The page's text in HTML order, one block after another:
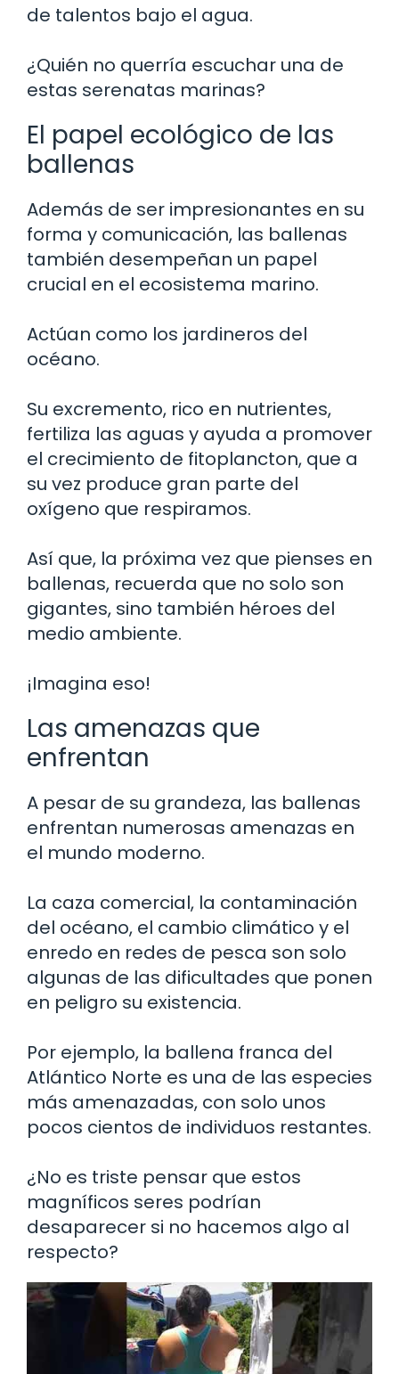
de talentos bajo el agua.
¿Quién no querría escuchar una de
estas serenatas marinas?
El papel ecológico de las
ballenas
Además de ser impresionantes en su
forma y comunicación, las ballenas
también desempeñan un papel
crucial en el ecosistema marino.
Actúan como los jardineros del
océano.
Su excremento, rico en nutrientes,
fertiliza las aguas y ayuda a promover
el crecimiento de fitoplancton, que a
su vez produce gran parte del
oxígeno que respiramos.
Así que, la próxima vez que pienses en
ballenas, recuerda que no solo son
gigantes, sino también héroes del
medio ambiente.
¡Imagina eso!
Las amenazas que
enfrentan
A pesar de su grandeza, las ballenas
enfrentan numerosas amenazas en
el mundo moderno.
La caza comercial, la contaminación
del océano, el cambio climático y el
enredo en redes de pesca son solo
algunas de las dificultades que ponen
en peligro su existencia.
Por ejemplo, la ballena franca del
Atlántico Norte es una de las especies
más amenazadas, con solo unos
pocos cientos de individuos restantes.
¿No es triste pensar que estos
magníficos seres podrían
desaparecer si no hacemos algo al
respecto?